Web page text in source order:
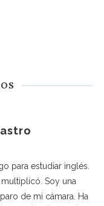
para estudiar inglés.
Soy una
de mi cámara. Ha